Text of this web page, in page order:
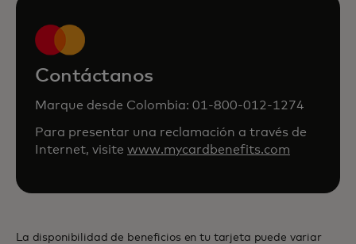
Contáctanos
Marque desde Colombia: 01-800-012-1274
Para presentar una reclamación a través de
Internet, visite www.mycardbenefits.com
La disponibilidad de beneficios en tu tarjeta puede variar